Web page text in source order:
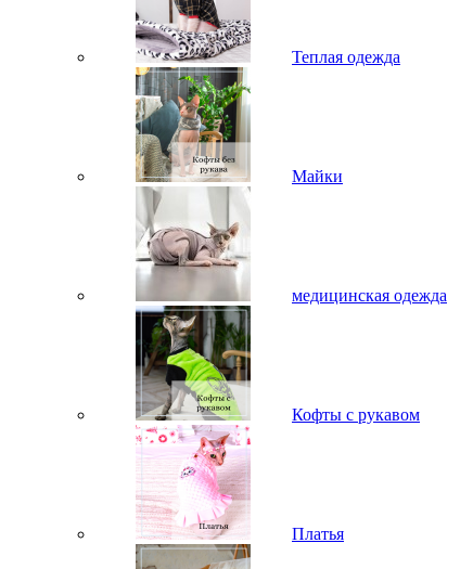
Теплая одежда
Майки
медицинская одежда
Кофты с рукавом
Платья